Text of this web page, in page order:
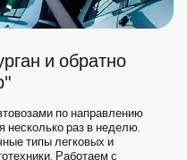
и обратно
по направлению
несколько раз в неделю.
типы легковых и
Работаем с